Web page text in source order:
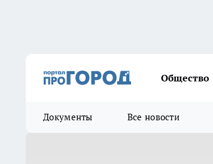
Общество
Документы Все новости